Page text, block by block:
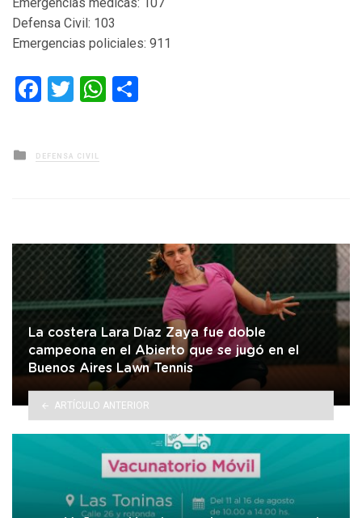
Emergencias médicas: 107
Defensa Civil: 103
Emergencias policiales: 911
Facebook
TwitterWhatsApp
Posted
in
DEFENSA CIVIL
La costera Lara Díaz Zaya fue doble
campeona en el Abierto que se jugó en el
Buenos Aires Lawn Tennis
ARTÍCULO ANTERIOR